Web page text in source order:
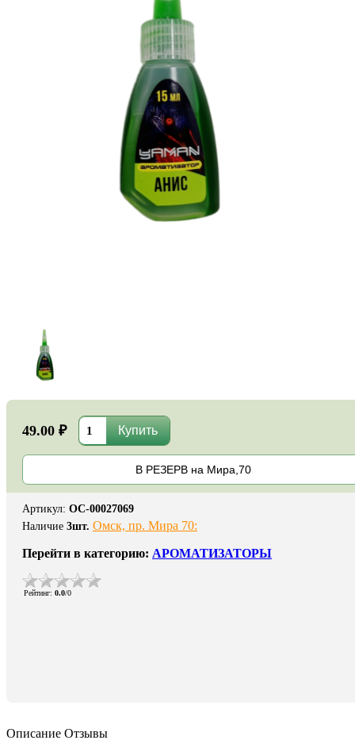
49.00 ₽
В РЕЗЕРВ на Мира,70
Артикул: ОС-00027069
Наличие 3шт. Омск, пр. Мира 70:
Перейти в категорию: АРОМАТИЗАТОРЫ
Рейтинг: 0.0/0
Описание Отзывы